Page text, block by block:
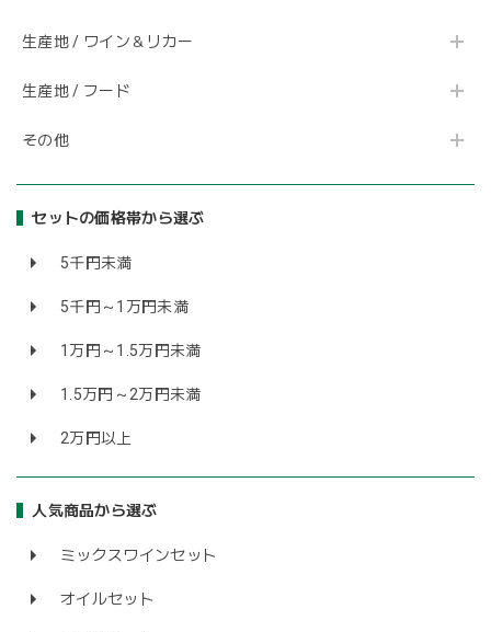
生産地 / ワイン＆リカー
生産地 / フード
その他
セットの価格帯から選ぶ
5千円未満
5千円～1万円未満
1万円～1.5万円未満
1.5万円～2万円未満
2万円以上
人気商品から選ぶ
ミックスワインセット
オイルセット